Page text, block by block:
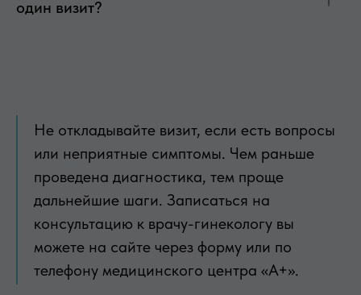
один визит?
Не откладывайте визит, если есть вопросы
или неприятные симптомы. Чем раньше
проведена диагностика, тем проще
дальнейшие шаги. Записаться на
консультацию к врачу-гинекологу вы
можете на сайте через форму или по
телефону медицинского центра «А+».